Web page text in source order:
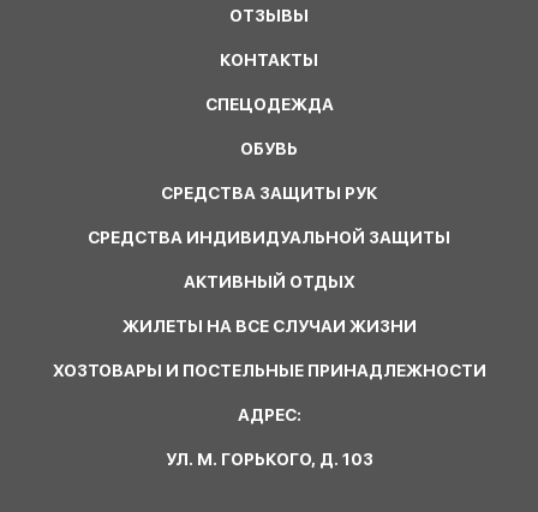
ОТЗЫВЫ
КОНТАКТЫ
СПЕЦОДЕЖДА
ОБУВЬ
СРЕДСТВА ЗАЩИТЫ РУК
СРЕДСТВА ИНДИВИДУАЛЬНОЙ ЗАЩИТЫ
АКТИВНЫЙ ОТДЫХ
ЖИЛЕТЫ НА ВСЕ СЛУЧАИ ЖИЗНИ
ХОЗТОВАРЫ И ПОСТЕЛЬНЫЕ ПРИНАДЛЕЖНОСТИ
АДРЕС:
УЛ. М. ГОРЬКОГО, Д. 103